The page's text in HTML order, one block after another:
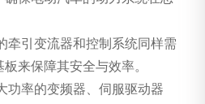
牵引变流器和控制系统同样需
来保障其安全与效率。
功率的变频器、伺服驱动器